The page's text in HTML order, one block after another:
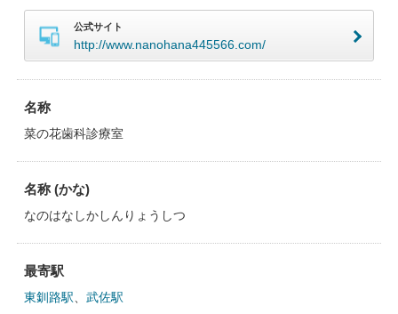
公式サイト
http://www.nanohana445566.com/
名称
菜の花歯科診療室
名称 (かな)
なのはなしかしんりょうしつ
最寄駅
東釧路駅 武佐駅